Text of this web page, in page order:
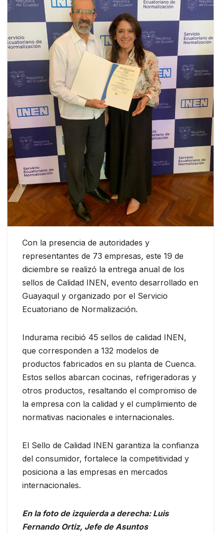
Con la presencia de autoridades y
representantes de 73 empresas, este 19 de
diciembre se realizó la entrega anual de los
sellos de Calidad INEN, evento desarrollado en
Guayaquil y organizado por el Servicio
Ecuatoriano de Normalización.
Indurama recibió 45 sellos de calidad INEN,
que corresponden a 132 modelos de
productos fabricados en su planta de Cuenca.
Estos sellos abarcan cocinas, refrigeradoras y
otros productos, resaltando el compromiso de
la empresa con la calidad y el cumplimiento de
normativas nacionales e internacionales.
El Sello de Calidad INEN garantiza la confianza
del consumidor, fortalece la competitividad y
posiciona a las empresas en mercados
internacionales.
En la foto de izquierda a derecha: Luis
Fernando Ortiz, Jefe de Asuntos